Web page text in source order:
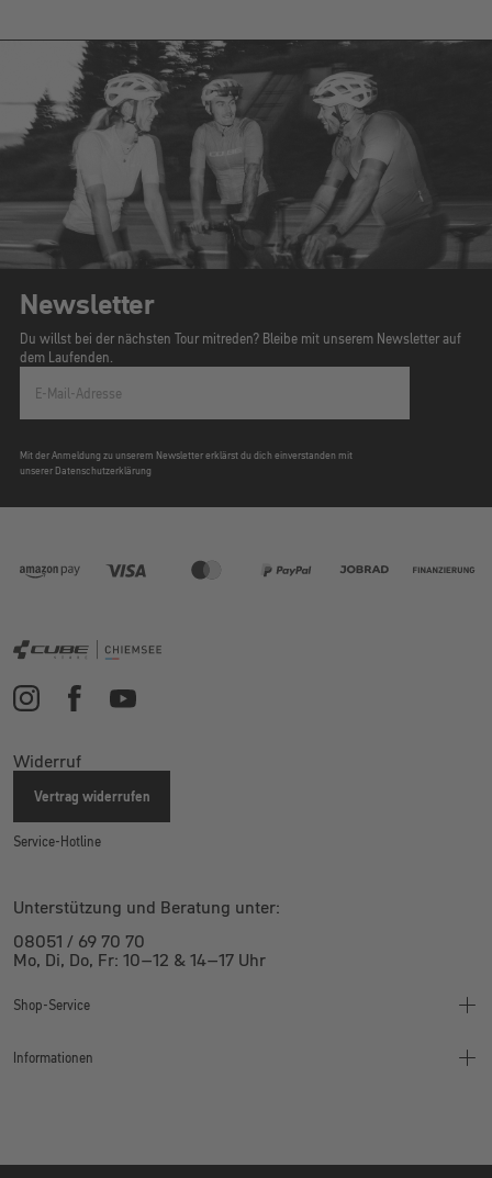
Newsletter
Du willst bei der nächsten Tour mitreden? Bleibe mit unserem Newsletter auf
dem Laufenden.
E-Mail-Adresse
Mit der Anmeldung zu unserem Newsletter erklärst du dich einverstanden mit
unserer Datenschutzerklärung
Widerruf
Vertrag widerrufen
Service-Hotline
Unterstützung und Beratung unter:
08051 / 69 70 70
Mo, Di, Do, Fr: 10–12 & 14–17 Uhr
Shop-Service
Bestpreis Garantie
Informationen
Jobs